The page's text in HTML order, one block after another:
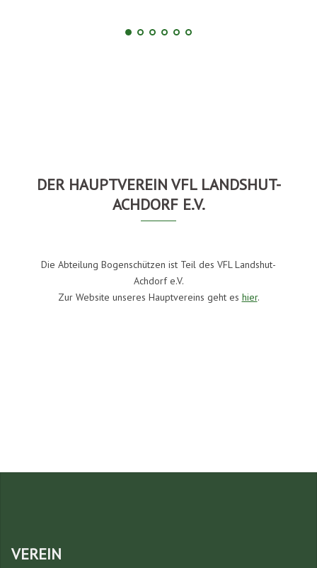
DER HAUPTVEREIN VFL LANDSHUT-
ACHDORF E.V.
Die Abteilung Bogenschützen ist Teil des VFL Landshut-
Achdorf e.V.
Zur Website unseres Hauptvereins geht es hier.
VEREIN